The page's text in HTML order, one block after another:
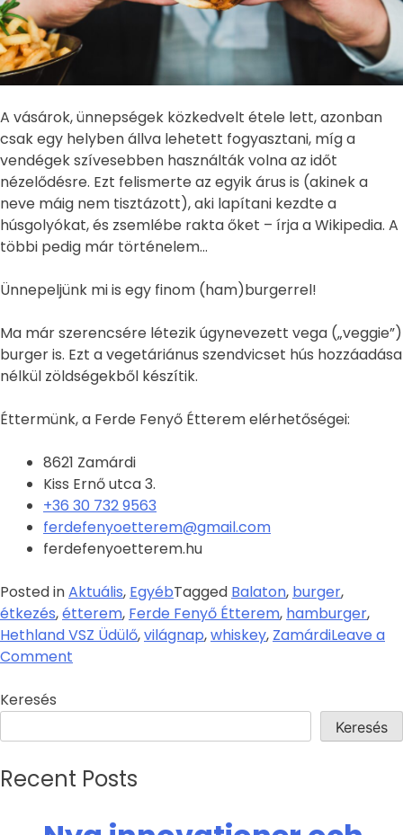
A vásárok, ünnepségek közkedvelt étele lett, azonban
csak egy helyben állva lehetett fogyasztani, míg a
vendégek szívesebben használták volna az időt
nézelődésre. Ezt felismerte az egyik árus is (akinek a
neve máig nem tisztázott), aki lapítani kezdte a
húsgolyókat, és zsemlébe rakta őket – írja a Wikipedia. A
többi pedig már történelem…
Ünnepeljünk mi is egy finom (ham)burgerrel!
Ma már szerencsére létezik úgynevezett vega („veggie”)
burger is. Ezt a vegetáriánus szendvicset hús hozzáadása
nélkül zöldségekből készítik.
Éttermünk, a Ferde Fenyő Étterem elérhetőségei:
8621 Zamárdi
Kiss Ernő utca 3.
+36 30 732 9563
ferdefenyoetterem@gmail.com
ferdefenyoetterem.hu
Posted inAktuális, EgyébTagged Balaton, burger,
étkezés,étterem, Ferde Fenyő Étterem, hamburger,
Hethland VSZ Üdülő,világnap,whiskey, ZamárdiLeave a
Comment
Keresés
Keresés
Recent Posts